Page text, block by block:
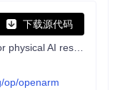
下载源代码
op/openarm